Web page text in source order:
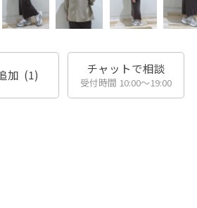
加 (1) チャットで相談
受付時間 10:00〜19:00